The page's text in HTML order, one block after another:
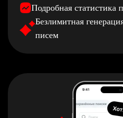
Подробная статистика
Безлимитная
писем